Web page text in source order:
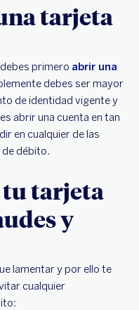
tarjeta
primero abrir una
debes ser mayor
de identidad vigente y
abrir una cuenta en tan
en cualquier de las
débito.
tu tarjeta
y
lamentar y por ello te
cualquier